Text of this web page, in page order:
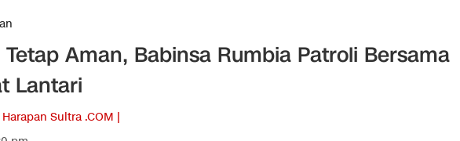
Aman, Babinsa Rumbia Patroli Bersama
Lantari
Harapan Sultra .COM |